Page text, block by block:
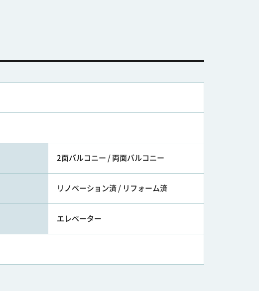
2面バルコニー / 両面バルコニー
リノベーション済 / リフォーム済
エレベーター